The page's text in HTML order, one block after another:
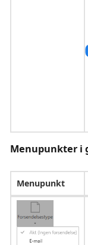
Menupunkter i
Menupunkt